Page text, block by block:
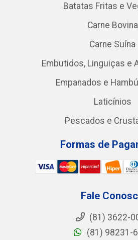
Batatas Fritas e
Carne Bovina
Carne Suína
Embutidos, Linguiças e
Empanados e
Laticínios
Pescados e
Formas de
Fale
(81) 3622-
(81) 98231-